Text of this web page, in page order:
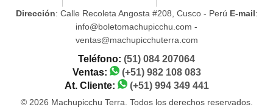
Dirección: Calle Recoleta Angosta #208, Cusco - Perú E-mail:
info@boletomachupicchu.com -
ventas@machupicchuterra.com
Teléfono: (51) 084 207064
Ventas:
(+51) 982 108 083
At. Cliente:
(+51) 994 349 441
© 2026 Machupicchu Terra. Todos los derechos reservados.